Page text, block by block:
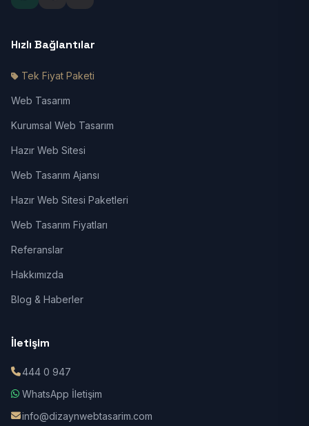
Hızlı Bağlantılar
Tek Fiyat Paketi
Web Tasarım
Kurumsal Web Tasarım
Hazır Web Sitesi
Web Tasarım Ajansı
Hazır Web Sitesi Paketleri
Web Tasarım Fiyatları
Referanslar
Hakkımızda
Blog & Haberler
İletişim
444 0 947
WhatsApp İletişim
info@dizaynwebtasarim.com